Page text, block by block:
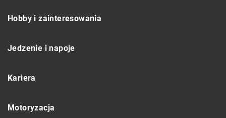
Hobby i zainteresowania
Jedzenie i napoje
Kariera
Motoryzacja